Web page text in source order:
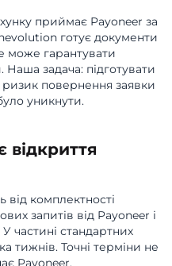
приймає Payoneer за
готує документи
може гарантувати
Наша задача: підготувати
повернення заявки
уникнути.
відкриття
від комплектності
запитів від Payoneer і
частині стандартних
тижнів. Точні терміни не
Payoneer.